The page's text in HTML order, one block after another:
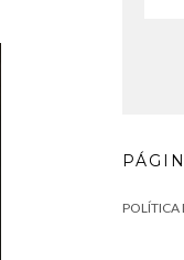
POLÍTICA